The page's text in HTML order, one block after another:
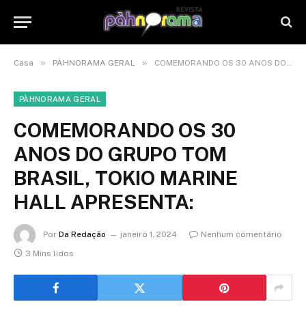
Casa » PÀHNORAMA GERAL » COMEMORANDO OS 30 ANOS DO GRUPO TOM BRASIL, TOKIO MARINE HALL APRESENTA:
PÀHNORAMA GERAL
COMEMORANDO OS 30
ANOS DO GRUPO TOM
BRASIL, TOKIO MARINE
HALL APRESENTA:
Por Da Redação janeiro 1, 2024
Nenhum comentário
3 Mins lidos